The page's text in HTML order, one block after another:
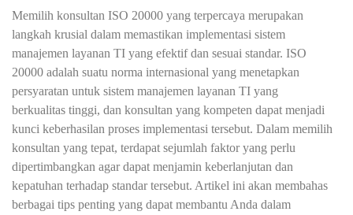
Memilih konsultan ISO 20000 yang terpercaya merupakan
langkah krusial dalam memastikan implementasi sistem
manajemen layanan TI yang efektif dan sesuai standar. ISO
20000 adalah suatu norma internasional yang menetapkan
persyaratan untuk sistem manajemen layanan TI yang
berkualitas tinggi, dan konsultan yang kompeten dapat menjadi
kunci keberhasilan proses implementasi tersebut. Dalam memilih
konsultan yang tepat, terdapat sejumlah faktor yang perlu
dipertimbangkan agar dapat menjamin keberlanjutan dan
kepatuhan terhadap standar tersebut. Artikel ini akan membahas
berbagai tips penting yang dapat membantu Anda dalam